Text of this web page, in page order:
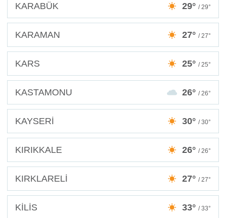
KARABÜK 29° / 29°
KARAMAN 27° / 27°
KARS 25° / 25°
KASTAMONU 26° / 26°
KAYSERİ 30° / 30°
KIRIKKALE 26° / 26°
KIRKLARELİ 27° / 27°
KİLİS 33° / 33°